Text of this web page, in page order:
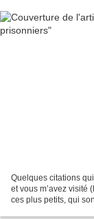
Quelques citations
et vous m’avez visité
ces plus petits, qui